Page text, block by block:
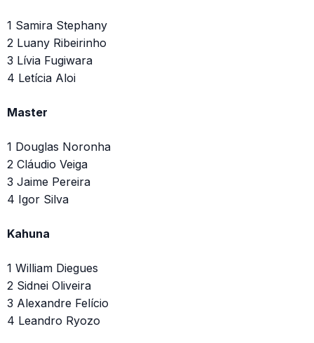
1 Samira Stephany
2 Luany Ribeirinho
3 Lívia Fugiwara
4 Letícia Aloi
Master
1 Douglas Noronha
2 Cláudio Veiga
3 Jaime Pereira
4 Igor Silva
Kahuna
1 William Diegues
2 Sidnei Oliveira
3 Alexandre Felício
4 Leandro Ryozo